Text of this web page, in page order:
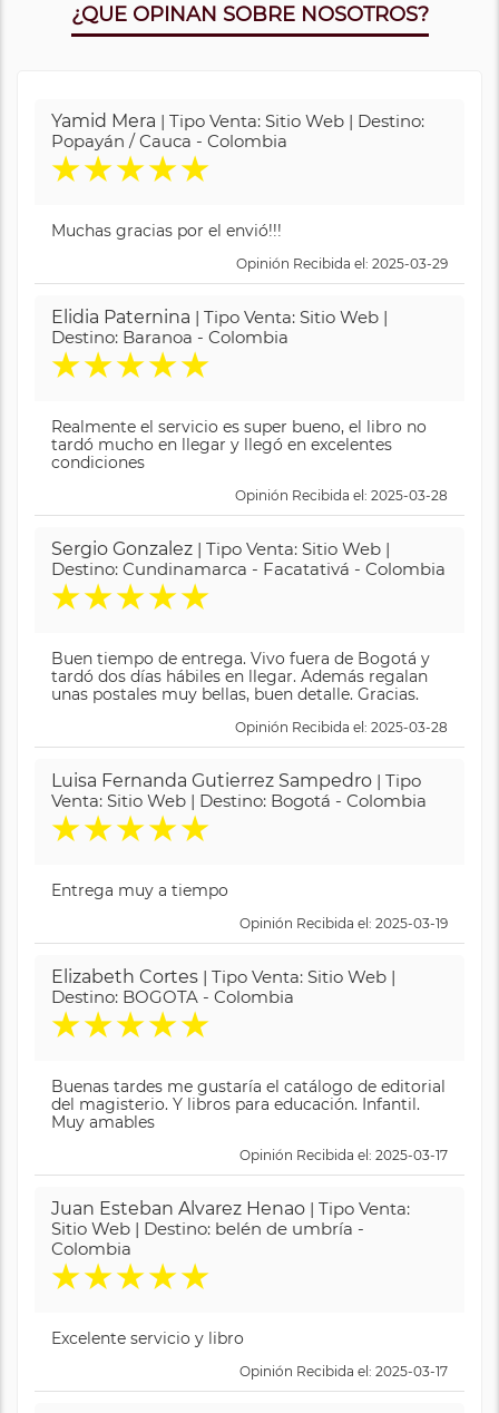
¿QUE OPINAN SOBRE NOSOTROS?
Yamid Mera | Tipo Venta: Sitio Web | Destino:
Popayán / Cauca - Colombia
★★★★★
Muchas gracias por el envió!!!
Opinión Recibida el: 2025-03-29
Elidia Paternina | Tipo Venta: Sitio Web |
Destino: Baranoa - Colombia
★★★★★
Realmente el servicio es super bueno, el libro no
tardó mucho en llegar y llegó en excelentes
condiciones
Opinión Recibida el: 2025-03-28
Sergio Gonzalez | Tipo Venta: Sitio Web |
Destino: Cundinamarca - Facatativá - Colombia
★★★★★
Buen tiempo de entrega. Vivo fuera de Bogotá y
tardó dos días hábiles en llegar. Además regalan
unas postales muy bellas, buen detalle. Gracias.
Opinión Recibida el: 2025-03-28
Luisa Fernanda Gutierrez Sampedro | Tipo
Venta: Sitio Web | Destino: Bogotá - Colombia
★★★★★
Entrega muy a tiempo
Opinión Recibida el: 2025-03-19
Elizabeth Cortes | Tipo Venta: Sitio Web |
Destino: BOGOTA - Colombia
★★★★★
Buenas tardes me gustaría el catálogo de editorial
del magisterio. Y libros para educación. Infantil.
Muy amables
Opinión Recibida el: 2025-03-17
Juan Esteban Alvarez Henao | Tipo Venta:
Sitio Web | Destino: belén de umbría -
Colombia
★★★★★
Excelente servicio y libro
Opinión Recibida el: 2025-03-17